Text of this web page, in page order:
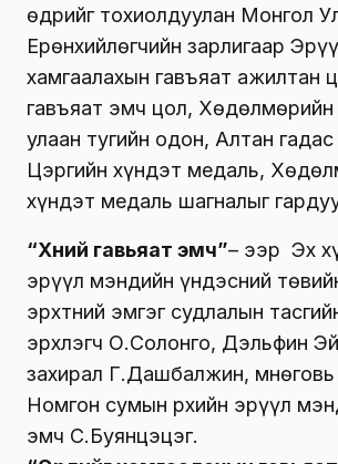
өдрийг тохиолдуулан Монгол
Ерөнхийлөгчийн зарлигаар
хамгаалахын гавъяат ажилтан
гавъяат эмч цол, Хөдөлмөрийн
улаан тугийн одон, Алтан
Цэргийн хүндэт медаль,
хүндэт медаль шагналыг
“Хүний гавьяат эмч”– ээр Эх
эрүүл мэндийн үндэсний
эрхтний эмгэг судлалын
эрхлэгч О.Солонго, Дэльфин
захирал Г.Дашбалжин, Өмнөговь
Номгон сумын Өрхийн эрүүл
эмч С.Буянцэцэг.